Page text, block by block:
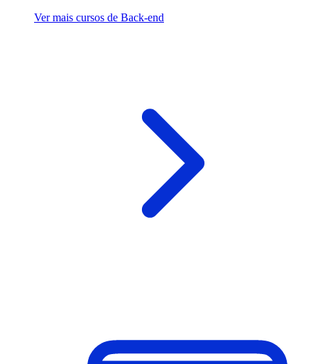
Ver mais cursos de Back-end